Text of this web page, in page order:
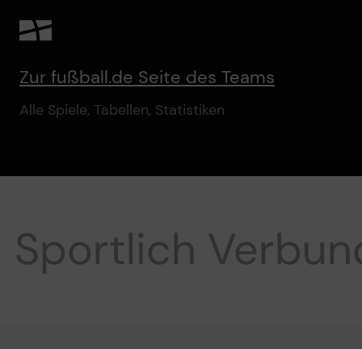
Zur fußball.de Seite des Teams
Alle Spiele, Tabellen, Statistiken